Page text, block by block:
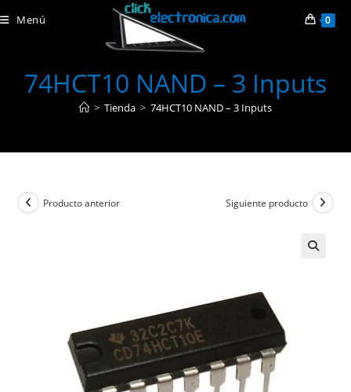
al
Menú 0
74HCT10 NAND – 3 Inputs
> Tienda > 74HCT10 NAND – 3 Inputs
Producto anterior Siguiente producto